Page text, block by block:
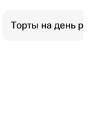
Торты на день